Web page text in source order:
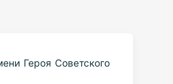
Героя Советского